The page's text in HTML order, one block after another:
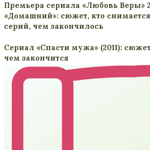
Премьера сериала «Любовь Веры»
«Домашний»: сюжет, кто
серий, чем закончилось
Сериал «Спасти мужа» (2011):
чем закончится